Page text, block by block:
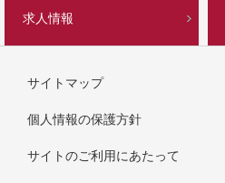
求人情報
サイトマップ
個人情報の保護方針
サイトのご利用にあたって